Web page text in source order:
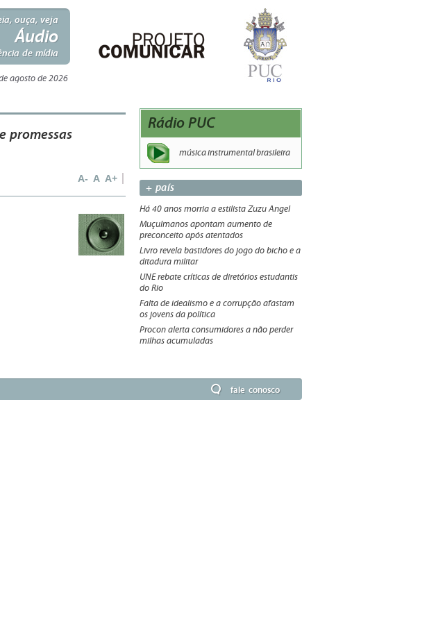
ouça, veja
Áudio
de mídia
agosto de 2026
promessas
A- A A+
Rádio PUC
música instrumental brasileira
+ país
Há 40 anos morria a estilista Zuzu Angel
Muçulmanos apontam aumento de
preconceito após atentados
Livro revela bastidores do jogo do bicho e a
ditadura militar
UNE rebate críticas de diretórios estudantis
do Rio
Falta de idealismo e a corrupção afastam
os jovens da política
Procon alerta consumidores a não perder
milhas acumuladas
fale conosco